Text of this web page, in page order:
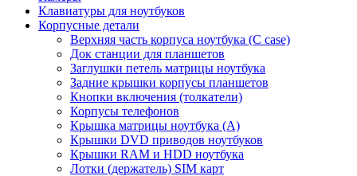
Клавиатуры для ноутбуков
Корпусные детали
Верхняя часть корпуса ноутбука (С case)
Док станции для планшетов
Заглушки петель матрицы ноутбука
Задние крышки корпусы планшетов
Кнопки включения (толкатели)
Корпусы телефонов
Крышка матрицы ноутбука (A)
Крышки DVD приводов ноутбуков
Крышки RAM и HDD ноутбука
Лотки (держатель) SIM карт